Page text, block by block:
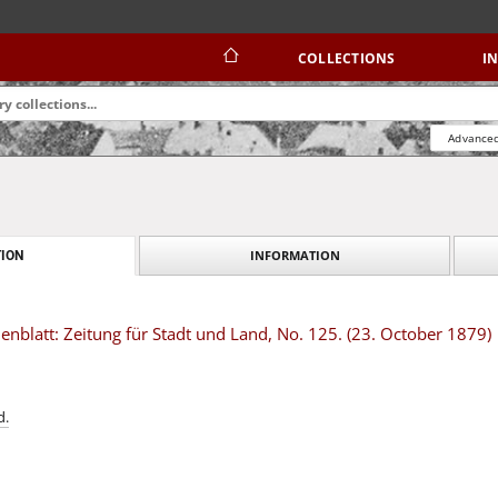
COLLECTIONS
INFORMATION
Zeitung für Stadt und Land, No. 125. (23. October 1879)